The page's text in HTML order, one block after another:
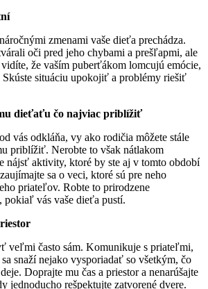
zmenami vaše dieťa prechádza.
oči pred jeho chybami a prešľapmi, ale
že vaším puberťákom lomcujú emócie,
Skúste situáciu upokojiť a problémy riešiť
dieťaťu čo najviac priblížiť
vás odkláňa, vy ako rodičia môžete stále
priblížiť. Nerobte to však nátlakom
nájsť aktivity, ktoré by ste aj v tomto období
sa o veci, ktoré sú pre neho
priateľov. Robte to prirodzene
pokiaľ vás vaše dieťa pustí.
veľmi často sám. Komunikuje s priateľmi,
snaží nejako vysporiadať so všetkým, čo
Doprajte mu čas a priestor a nenarúšajte
jednoducho rešpektujte zatvorené dvere.